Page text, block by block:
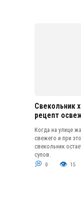
Свекольник
рецепт
Когда на улице
свежего и при
свекольник
супов.
0 15